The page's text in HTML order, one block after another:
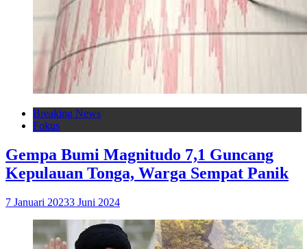
Breaking News
Fokus
Gempa Bumi Magnitudo 7,1 Guncang
Kepulauan Tonga, Warga Sempat Panik
7 Januari 20233 Juni 2024